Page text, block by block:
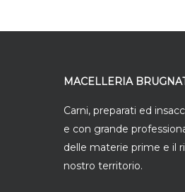
MACELLERIA
Carni, preparati ed
e con grande
delle materie prime e il
nostro territorio.